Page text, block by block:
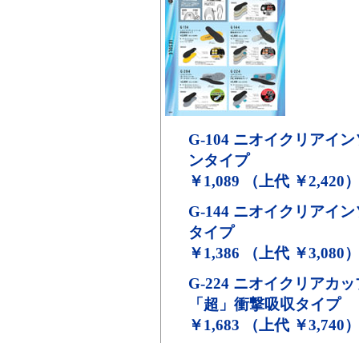
G-104 ニオイクリアイ
ンタイプ
￥1,089 （上代 ￥2,420）
G-144 ニオイクリアイ
タイプ
￥1,386 （上代 ￥3,080）
G-224 ニオイクリアカ
「超」衝撃吸収タイプ
￥1,683 （上代 ￥3,740）